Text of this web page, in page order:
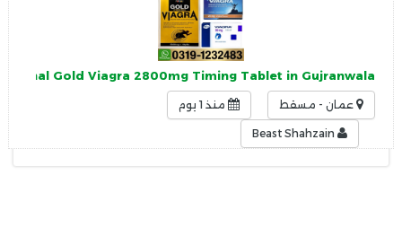
Orignal Gold Viagra 2800mg Timing Tablet in Gujranwala
عمان - مسقط منذ 1 يوم